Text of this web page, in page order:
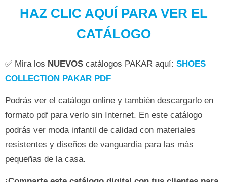
HAZ CLIC AQUÍ PARA VER EL
CATÁLOGO
✅ Mira los NUEVOS catálogos PAKAR aquí: SHOES
COLLECTION PAKAR PDF
Podrás ver el catálogo online y también descargarlo en
formato pdf para verlo sin Internet. En este catálogo
podrás ver moda infantil de calidad con materiales
resistentes y diseños de vanguardia para las más
pequeñas de la casa.